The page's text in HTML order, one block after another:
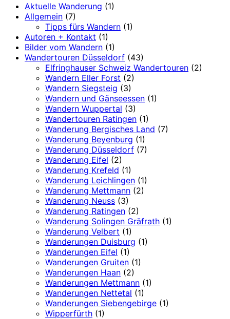
Aktuelle Wanderung (1)
Allgemein (7)
Tipps fürs Wandern (1)
Autoren + Kontakt (1)
Bilder vom Wandern (1)
Wandertouren Düsseldorf (43)
Elfringhauser Schweiz Wandertouren (2)
Wandern Eller Forst (2)
Wandern Siegsteig (3)
Wandern und Gänseessen (1)
Wandern Wuppertal (3)
Wandertouren Ratingen (1)
Wanderung Bergisches Land (7)
Wanderung Beyenburg (1)
Wanderung Düsseldorf (7)
Wanderung Eifel (2)
Wanderung Krefeld (1)
Wanderung Leichlingen (1)
Wanderung Mettmann (2)
Wanderung Neuss (3)
Wanderung Ratingen (2)
Wanderung Solingen Gräfrath (1)
Wanderung Velbert (1)
Wanderungen Duisburg (1)
Wanderungen Eifel (1)
Wanderungen Gruiten (1)
Wanderungen Haan (2)
Wanderungen Mettmann (1)
Wanderungen Nettetal (1)
Wanderungen Siebengebirge (1)
Wipperfürth (1)